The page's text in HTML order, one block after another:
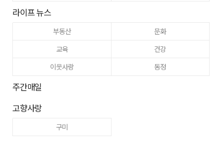
라이프 뉴스
부동산
문화
교육
건강
이웃사랑
동정
주간매일
고향사랑
구미